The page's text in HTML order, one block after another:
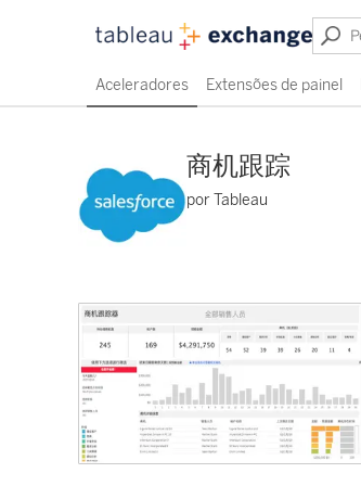
Aceleradores Extensões de painel
商机跟踪
por Tableau